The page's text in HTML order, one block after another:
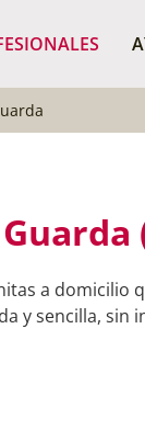
a domicilio
y sencilla, sin